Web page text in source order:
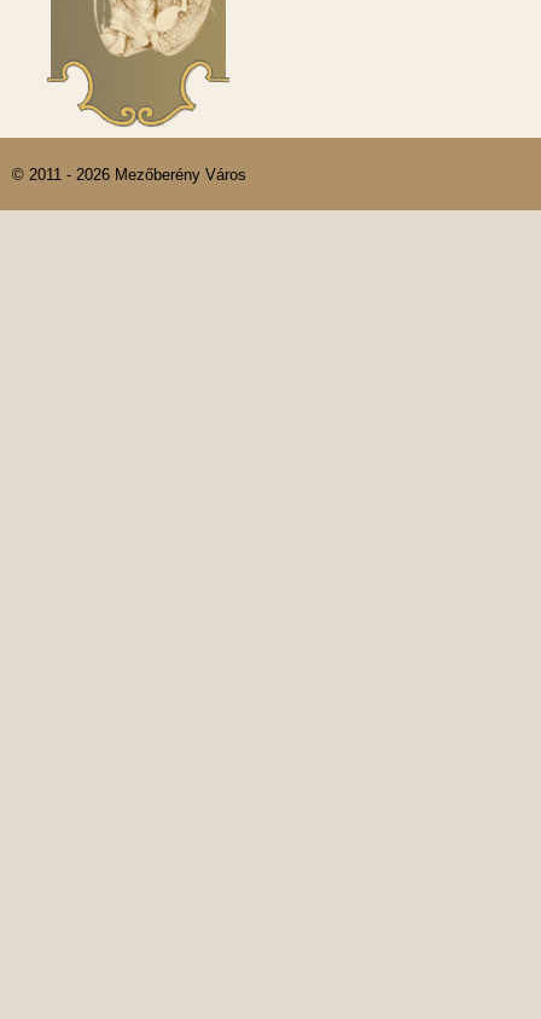
© 2011 - 2026 Mezőberény Város